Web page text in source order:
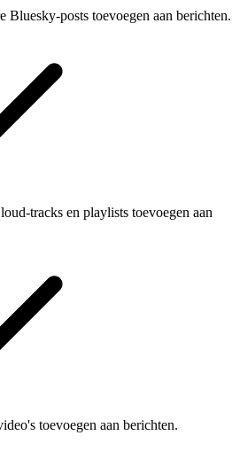
Bluesky-posts toevoegen aan berichten.
tracks en playlists toevoegen aan
toevoegen aan berichten.